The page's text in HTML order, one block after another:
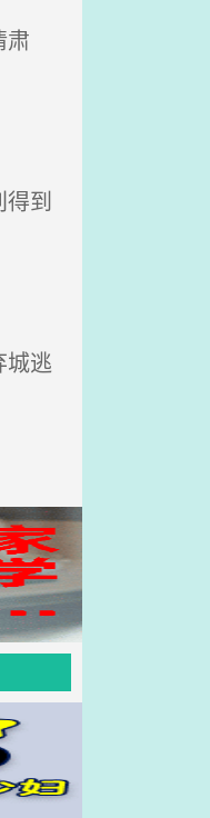
肃
到
逃